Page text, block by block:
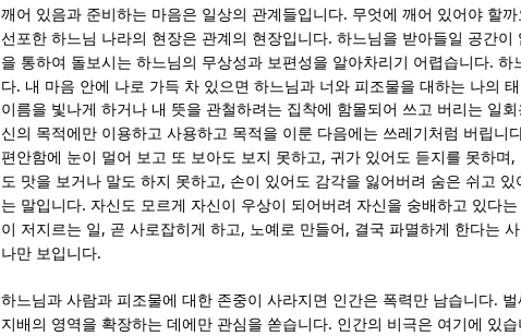
깨어 있음과 준비하는 마음은 일상의 관계들입니다. 무엇에 깨어 있어야 할까
선포한 하느님 나라의 현장은 관계의 현장입니다. 하느님을 받아들일 공간이
을 통하여 돌보시는 하느님의 무상성과 보편성을 알아차리기 어렵습니다. 하
다. 내 마음 안에 나로 가득 차 있으면 하느님과 너와 피조물을 대하는 나의
이름을 빛나게 하거나 내 뜻을 관철하려는 집착에 함몰되어 쓰고 버리는 일
신의 목적에만 이용하고 사용하고 목적을 이룬 다음에는 쓰레기처럼 버립니
편안함에 눈이 멀어 보고 또 보아도 보지 못하고, 귀가 있어도 듣지를 못하며 ,
도 맛을 보거나 말도 하지 못하고, 손이 있어도 감각을 잃어버려 숨은 쉬고
는 말입니다. 자신도 모르게 자신이 우상이 되어버려 자신을 숭배하고 있다
이 저지르는 일 , 곧 사로잡히게 하고, 노예로 만들어 , 결국 파멸하게 한다는
나만 보입니다.
하느님과 사람과 피조물에 대한 존중이 사라지면 인간은 폭력만 남습니다.
지배의 영역을 확장하는 데에만 관심을 쏟습니다. 인간의 비극은 여기에 있습